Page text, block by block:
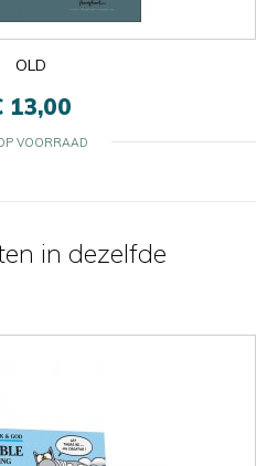
OLD
13,00
VOORRAAD
in dezelfde